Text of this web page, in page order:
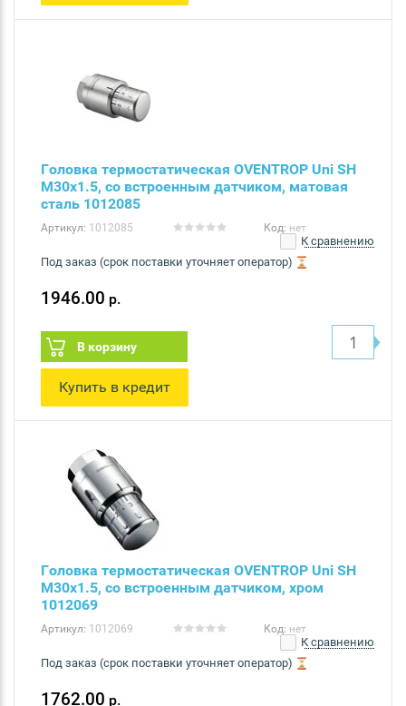
Головка термостатическая OVENTROP Uni SH
M30x1.5, со встроенным датчиком, матовая
сталь 1012085
Артикул: 1012085 Код: нет
К сравнению
Под заказ (срок поставки уточняет оператор)
1946.00 р.
В корзину
Купить в кредит
Головка термостатическая OVENTROP Uni SH
M30x1.5, со встроенным датчиком, хром
1012069
Артикул: 1012069 Код: нет
К сравнению
Под заказ (срок поставки уточняет оператор)
1762.00 р.